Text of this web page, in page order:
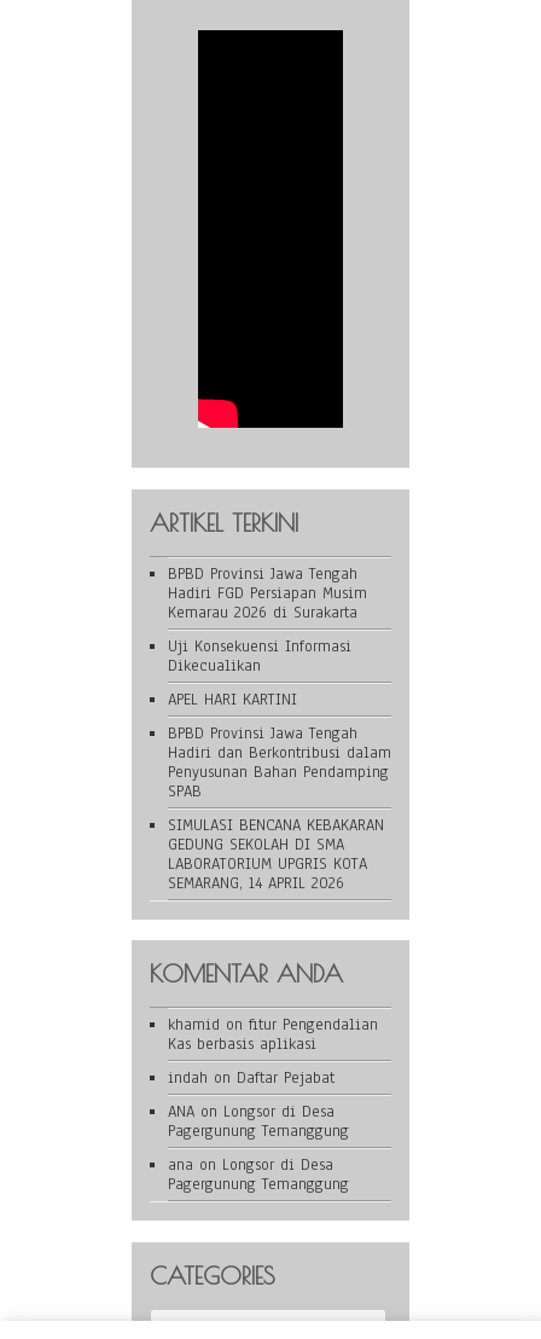
ARTIKEL TERKINI
BPBD Provinsi Jawa Tengah
Hadiri FGD Persiapan Musim
Kemarau 2026 di Surakarta
Uji Konsekuensi Informasi
Dikecualikan
APEL HARI KARTINI
BPBD Provinsi Jawa Tengah
Hadiri dan Berkontribusi dalam
Penyusunan Bahan Pendamping
SPAB
SIMULASI BENCANA KEBAKARAN
GEDUNG SEKOLAH DI SMA
LABORATORIUM UPGRIS KOTA
SEMARANG, 14 APRIL 2026
KOMENTAR ANDA
khamid on fitur Pengendalian
Kas berbasis aplikasi
indah on Daftar Pejabat
ANA on Longsor di Desa
Pagergunung Temanggung
ana on Longsor di Desa
Pagergunung Temanggung
CATEGORIES
Categories